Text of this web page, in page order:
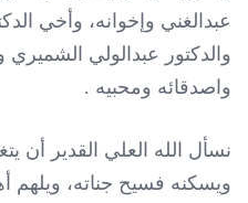
عبدالغني وإخوانه، وأخي
والدكتور عبدالولي الشميري
واصدقائه ومحبيه .
نسأل الله العلي القدير أن
ويسكنه فسيح جناته، ويلهم